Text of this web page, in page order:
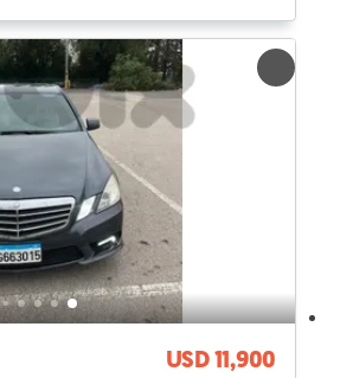
USD 11,900